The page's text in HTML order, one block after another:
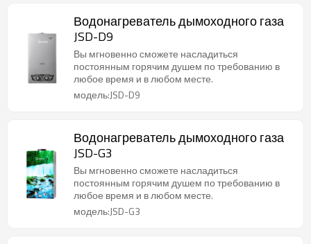
Водонагреватель дымоходного газа
JSD-D9
Вы мгновенно сможете насладиться
постоянным горячим душем по требованию в
любое время и в любом месте.
модель:JSD-D9
Водонагреватель дымоходного газа
JSD-G3
Вы мгновенно сможете насладиться
постоянным горячим душем по требованию в
любое время и в любом месте.
модель:JSD-G3